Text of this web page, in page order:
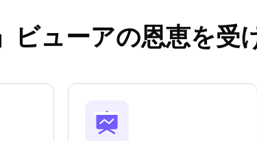
ビューアの恩恵を受